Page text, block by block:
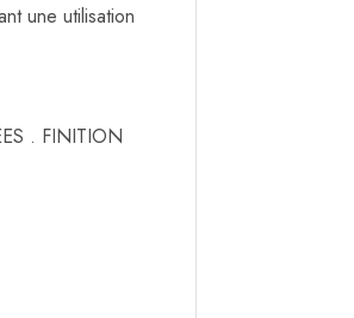
une utilisation
. FINITION